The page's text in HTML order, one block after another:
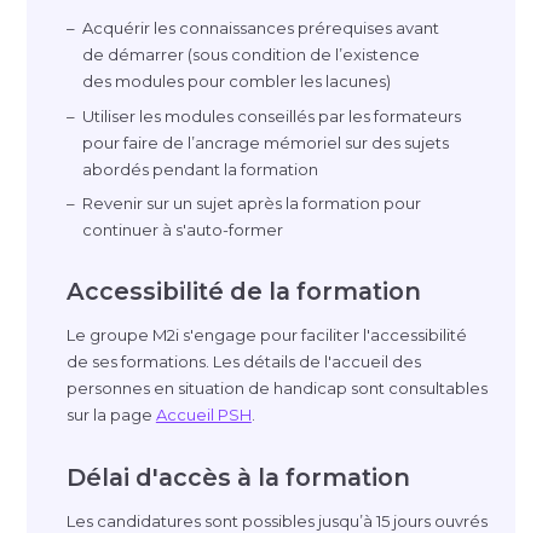
Acquérir les connaissances prérequises avant
de démarrer (sous condition de l’existence
des modules pour combler les lacunes)
Utiliser les modules conseillés par les formateurs
pour faire de l’ancrage mémoriel sur des sujets
abordés pendant la formation
Revenir sur un sujet après la formation pour
continuer à s'auto-former
Accessibilité de la formation
Le groupe M2i s'engage pour faciliter l'accessibilité
de ses formations. Les détails de l'accueil des
personnes en situation de handicap sont consultables
sur la page Accueil PSH.
Délai d'accès à la formation
Les candidatures sont possibles jusqu’à 15 jours ouvrés